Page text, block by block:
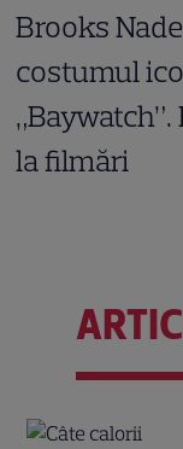
Brooks
costumul
la filmări